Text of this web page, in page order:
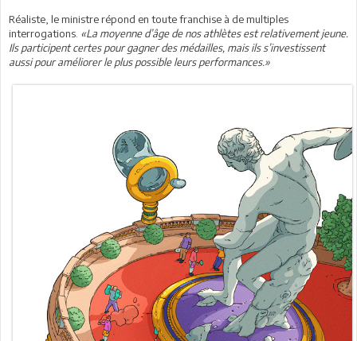
Réaliste, le ministre répond en toute franchise à de multiples
interrogations. «La moyenne d’âge de nos athlètes est relativement jeune.
Ils participent certes pour gagner des médailles, mais ils s’investissent
aussi pour améliorer le plus possible leurs performances.»